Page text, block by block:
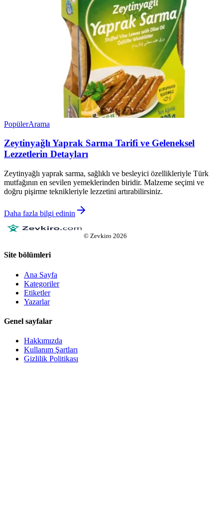
PopülerArama
Zeytinyağlı Yaprak Sarma Tarifi ve Geleneksel
Lezzetlerin Detayları
Zeytinyağlı yaprak sarma, sağlıklı ve besleyici özellikleriyle Türk
mutfağının en sevilen yemeklerinden biridir. Malzeme seçimi ve
doğru pişirme teknikleriyle lezzetini artırabilirsiniz.
Daha fazla bilgi edinin
© Zevkiro 2026
Site bölümleri
Ana Sayfa
Kategoriler
Etiketler
Yazarlar
Genel sayfalar
Hakkımızda
Kullanım Şartları
Gizlilik Politikası